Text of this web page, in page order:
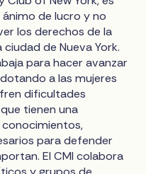
de lucro y no
los derechos de la
de Nueva York.
para hacer avanzar
a las mujeres
dificultades
tienen una
para defender
El CMI colabora